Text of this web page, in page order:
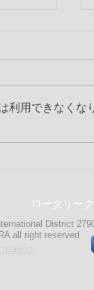
最終
利用できなく
ロータリー
District
all right reserved